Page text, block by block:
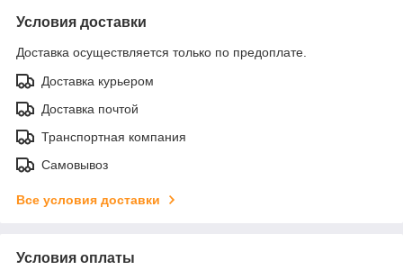
Условия доставки
Доставка осуществляется только по предоплате.
Доставка курьером
Доставка почтой
Транспортная компания
Самовывоз
Все условия доставки
Условия оплаты